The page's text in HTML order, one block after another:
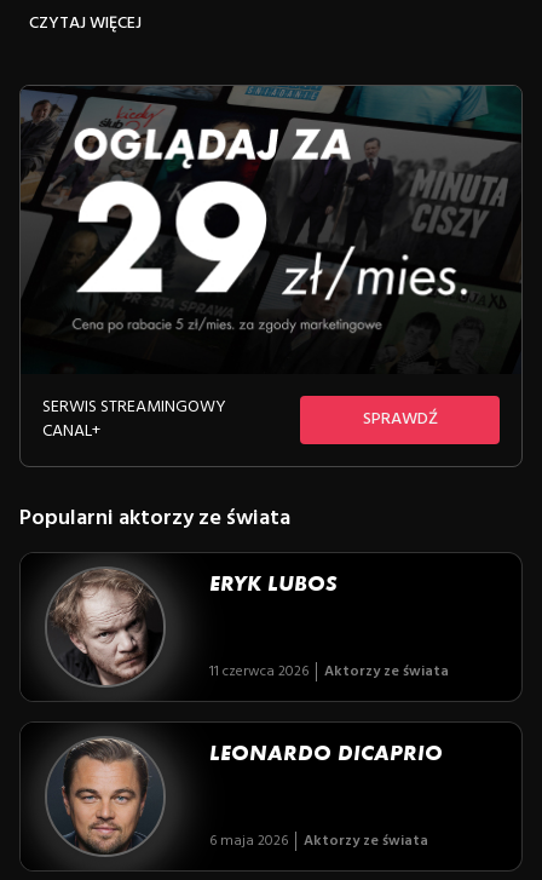
CZYTAJ WIĘCEJ
SERWIS STREAMINGOWY
CANAL+
SPRAWDŹ
Popularni aktorzy ze świata
ERYK LUBOS
11 czerwca 2026 Aktorzy ze świata
LEONARDO DICAPRIO
6 maja 2026 Aktorzy ze świata